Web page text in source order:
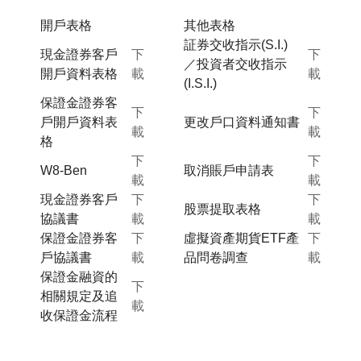
開戶表格 其他表格
現金證券客戶
開戶資料表格
下
載
証券交收指示(S.I.)
／投資者交收指示
(I.S.I.)
下
載
保證金證券客
戶開戶資料表
格
下
載
更改戶口資料通知書
下
載
W8-Ben
下
載
取消賬戶申請表
下
載
現金證券客戶
協議書
下
載
股票提取表格
下
載
保證金證券客
戶協議書
下
載
虛擬資產期貨ETF產
品問卷調查
下
載
保證金融資的
相關規定及追
收保證金流程
下
載